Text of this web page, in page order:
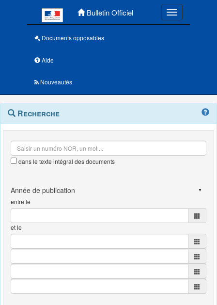
Bulletin Officiel Toggle
Documents opposables
Aide
Nouveautés
Navigation
outils
Menu
contextuel
Recherche
dans le texte intégral des documents
entre le
et le